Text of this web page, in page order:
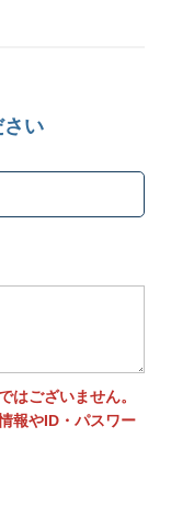
さい
はございません。
報やID・パスワー